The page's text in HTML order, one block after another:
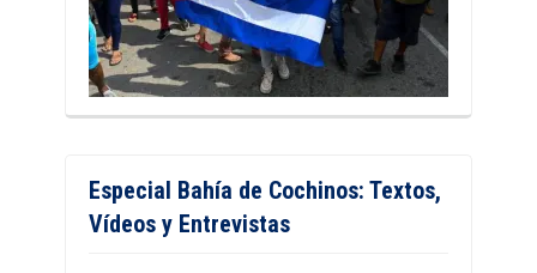
Especial Bahía de Cochinos: Textos,
Vídeos y Entrevistas